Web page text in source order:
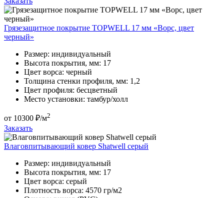
Грязезащитное покрытие TOPWELL 17 мм «Ворс, цвет
черный»
Размер: индивидуальный
Высота покрытия, мм: 17
Цвет ворса: черный
Толщина стенки профиля, мм: 1,2
Цвет профиля: бесцветный
Место установки: тамбур/холл
от 10300 ₽/м2
Заказать
Влаговпитывающий ковер Shatwell серый
Размер: индивидуальный
Высота покрытия, мм: 17
Цвет ворса: серый
Плотность ворса: 4570 гр/м2